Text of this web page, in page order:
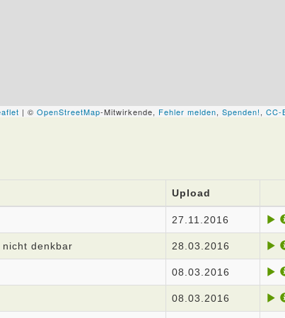
Upload
27.11.2016
denkbar 28.03.2016
08.03.2016
08.03.2016